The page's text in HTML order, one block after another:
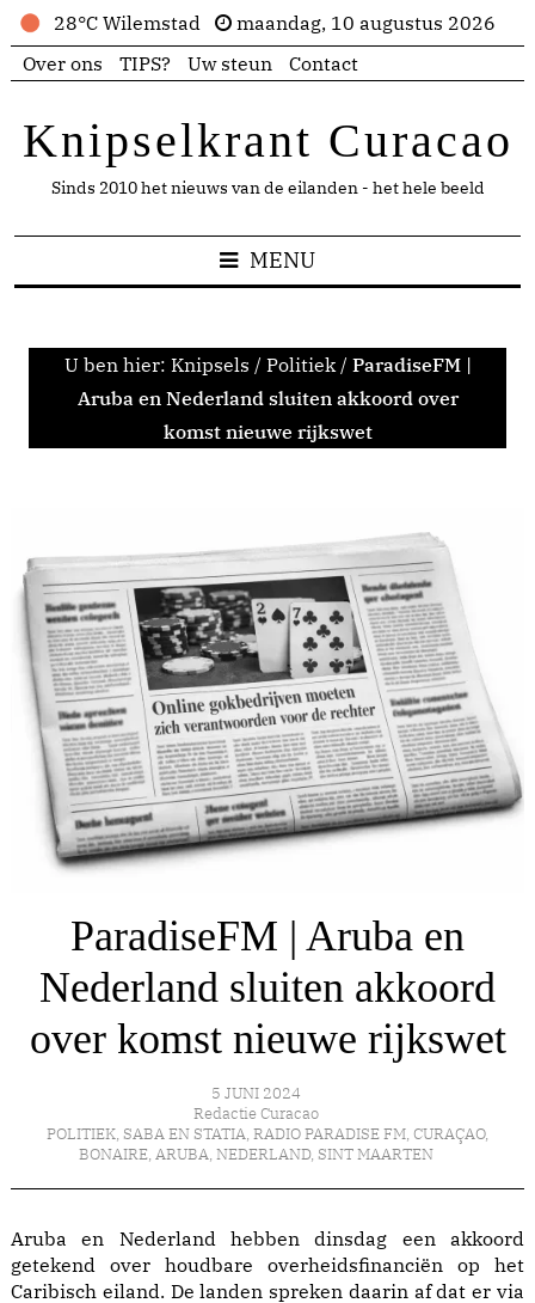
28°C Wilemstad
maandag, 10 augustus 2026
Over ons
TIPS? Uw steun Contact
Knipselkrant Curacao
Sinds 2010 het nieuws van de eilanden - het hele beeld
MENU
U ben hier: Knipsels / Politiek / ParadiseFM |
Aruba en Nederland sluiten akkoord over
komst nieuwe rijkswet
ParadiseFM | Aruba en
Nederland sluiten akkoord
over komst nieuwe rijkswet
5 JUNI 2024
Redactie Curacao
POLITIEK, SABA EN STATIA, RADIO PARADISE FM, CURAÇAO,
BONAIRE, ARUBA, NEDERLAND, SINT MAARTEN
Aruba en Nederland hebben dinsdag een akkoord
getekend over houdbare overheidsfinanciën op het
Caribisch eiland. De landen spreken daarin af dat er via